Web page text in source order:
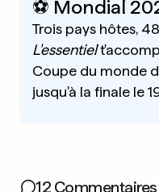
⚽️ Mondial
Trois pays hôtes,
L'essentiel
Coupe du monde
jusqu'à la finale le
12 Commentaires